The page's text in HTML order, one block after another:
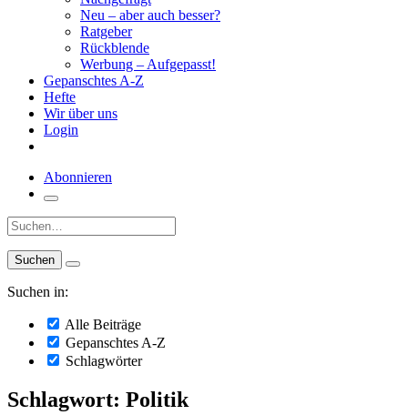
Neu – aber auch besser?
Ratgeber
Rückblende
Werbung – Aufgepasst!
Gepanschtes A-Z
Hefte
Wir über uns
Login
Abonnieren
Suche:
Suchen in:
Alle Beiträge
Gepanschtes A-Z
Schlagwörter
Schlagwort: Politik